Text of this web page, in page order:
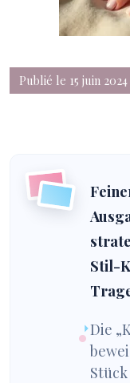
Publié le 15 juin 2024
Stil-
Die